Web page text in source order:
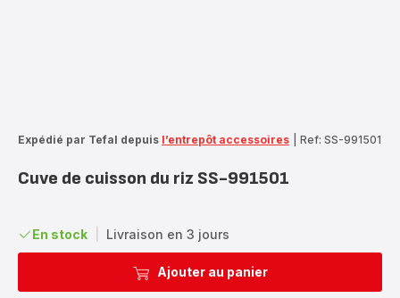
Expédié par Tefal depuis l’entrepôt accessoires Ref: SS-991501
Cuve de cuisson du riz SS-991501
En stock Livraison en 3 jours
Ajouter au panier